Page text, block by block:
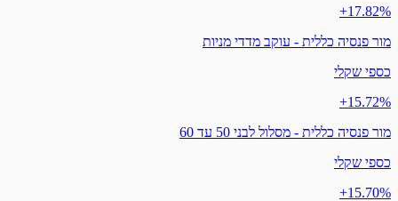
‎+17.82%
מור פנסיה כללית - עוקב מדדי מניות
כספי שקלי
‎+15.72%
מור פנסיה כללית - מסלול לבני 50 עד 60
כספי שקלי
‎+15.70%